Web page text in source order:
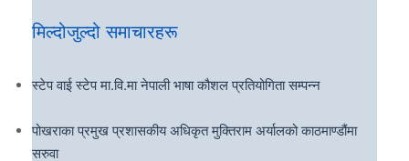
मिल्दोजुल्दो समाचारहरू
स्टेप वाई स्टेप मा.वि.मा नेपाली भाषा कौशल प्रतियोगिता सम्पन्न
पोखराका प्रमुख प्रशासकीय अधिकृत मुक्तिराम अर्यालको काठमाण्डौंमा
सरुवा